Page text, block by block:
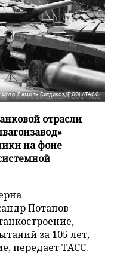
Фото: Рамиль Ситдиков/POOL/ТАСС
отрасли
на фоне
Потапов
за 105 лет,
передаетТАСС.